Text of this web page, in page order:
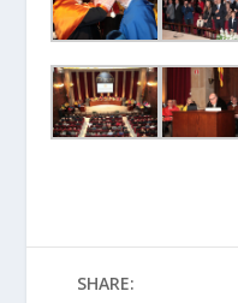
SHARE: